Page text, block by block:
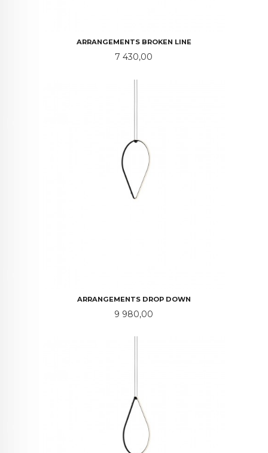
ARRANGEMENTS BROKEN LINE
Pris
7 430,00
ARRANGEMENTS DROP DOWN
Pris
9 980,00